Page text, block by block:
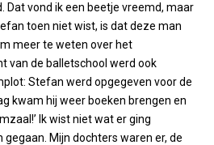
Dat vond ik een beetje vreemd, maar
toen niet wist, is dat deze man
meer te weten over het
van de balletschool werd ook
Stefan werd opgegeven voor de
kwam hij weer boeken brengen en
Ik wist niet wat er ging
Mijn dochters waren er, de